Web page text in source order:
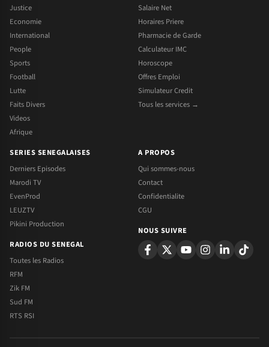
Justice
Economie
International
People
Sports
Football
Lutte
Faits Divers
Videos
Afrique
Salaire Net
Horaires Priere
Pharmacie de Garde
Calculateur IMC
Horoscope
Offres Emploi
Simulateur Credit
Tous les services →
SERIES SENEGALAISES
Derniers Episodes
Marodi TV
EvenProd
LEUZTV
Pikini Production
RADIOS DU SENEGAL
Toutes les Radios
RFM
Zik FM
Sud FM
RTS RSI
A PROPOS
Qui sommes-nous
Contact
Confidentialite
CGU
NOUS SUIVRE